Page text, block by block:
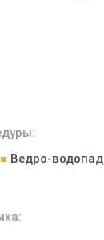
Ведро-водопад